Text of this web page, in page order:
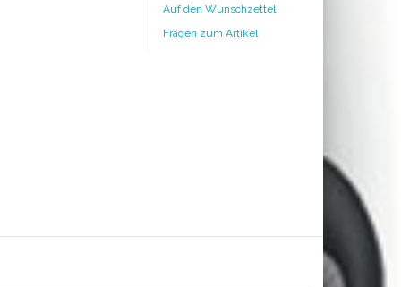
Auf den Wunschzettel
Fragen zum Artikel